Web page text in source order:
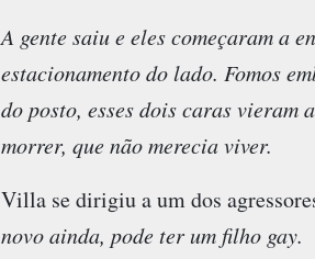
A gente saiu e eles começaram a
estacionamento do lado. Fomos
do posto, esses dois caras vieram
morrer, que não merecia viver.
Villa se dirigiu a um dos
novo ainda, pode ter um filho gay.